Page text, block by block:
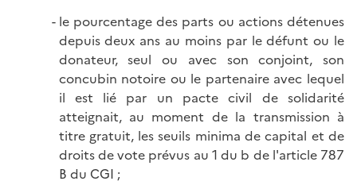
le pourcentage des parts ou actions détenues
depuis deux ans au moins par le défunt ou le
donateur, seul ou avec son conjoint, son
concubin notoire ou le partenaire avec lequel
il est lié par un pacte civil de solidarité
atteignait, au moment de la transmission à
titre gratuit, les seuils minima de capital et de
droits de vote prévus au 1 du b de l'article 787
B du CGI ;